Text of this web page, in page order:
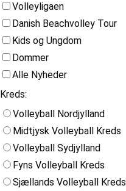
Volleyligaen
Danish Beachvolley Tour
Kids og Ungdom
Dommer
Alle Nyheder
Kreds:
Volleyball Nordjylland
Midtjysk Volleyball Kreds
Volleyball Sydjylland
Fyns Volleyball Kreds
Sjællands Volleyball Kreds